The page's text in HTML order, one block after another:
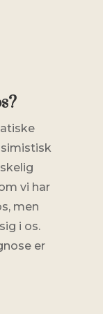
vi har
men
i os.
er